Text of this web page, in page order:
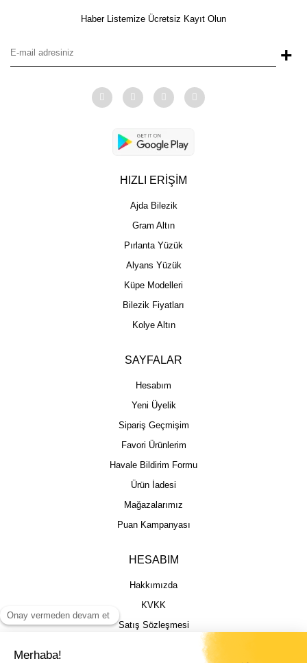
Haber Listemize Ücretsiz Kayıt Olun
+
HIZLI ERİŞİM
Ajda Bilezik
Gram Altın
Pırlanta Yüzük
Alyans Yüzük
Küpe Modelleri
Bilezik Fiyatları
Kolye Altın
SAYFALAR
Hesabım
Yeni Üyelik
Sipariş Geçmişim
Favori Ürünlerim
Havale Bildirim Formu
Ürün İadesi
Mağazalarımız
Puan Kampanyası
HESABIM
Hakkımızda
KVKK
Satış Sözleşmesi